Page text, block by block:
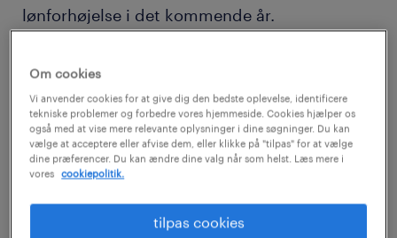
lønforhøjelse i det kommende år.
Ifølge Randstads seneste workmonitor
sprudler det dog ikke af optimisme blandt de
danske lønmodtagere, hvis man ser på
forventningerne til et kommende fremtidigt
lønhop, eller en bonus.
Fire ud af ti forventer at få mere i
Om cookies
Vi anvender cookies for at give dig den bedste oplevelse, identificere
tekniske problemer og forbedre vores hjemmeside. Cookies hjælper os
også med at vise mere relevante oplysninger i dine søgninger. Du kan
vælge at acceptere eller afvise dem, eller klikke på "tilpas" for at vælge
dine præferencer. Du kan ændre dine valg når som helst. Læs mere i
vores
cookiepolitik.
tilpas cookies